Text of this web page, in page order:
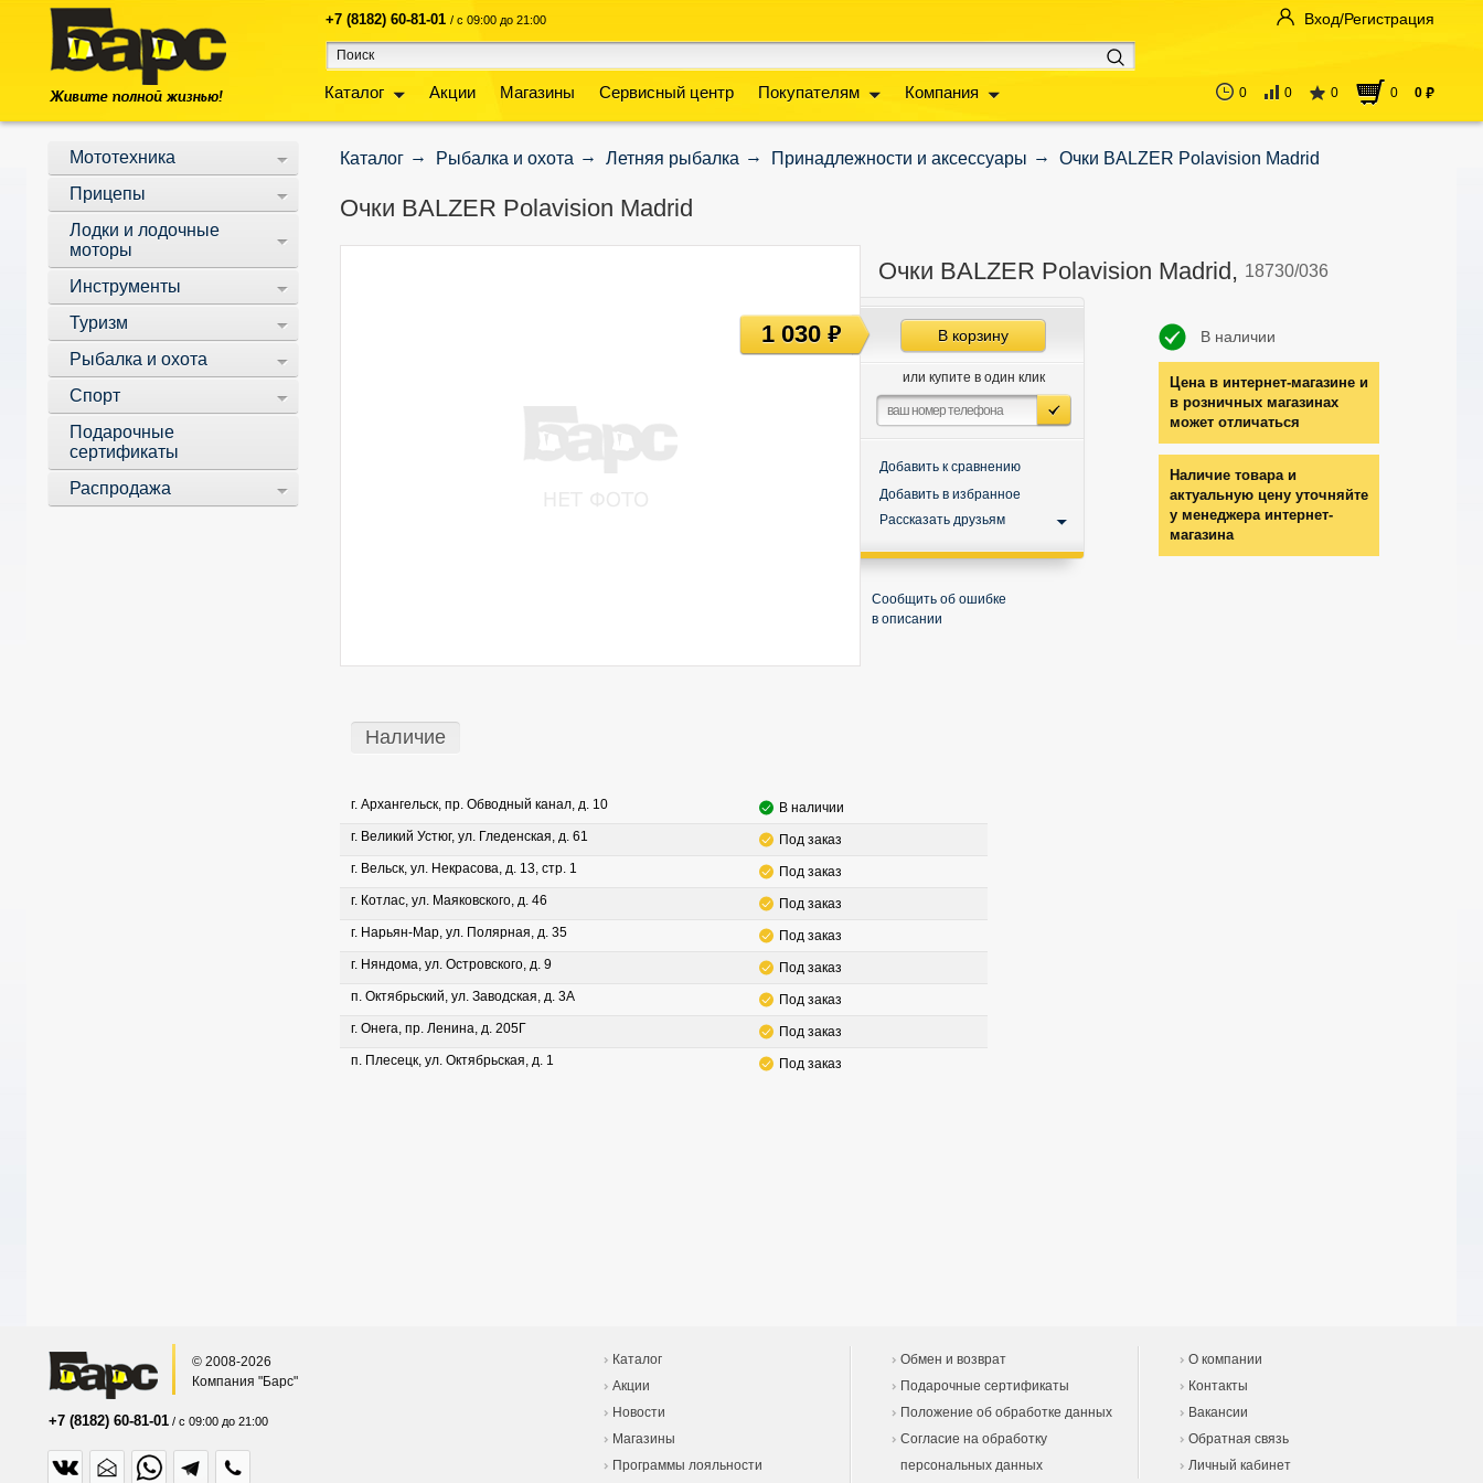
+7 (8182) 60-81-01 / с 09:00 до 21:00
Каталог Акции Магазины Сервисный центр Покупателям Компания
Вход/Регистрация
0 0 0 0 0 руб
Мототехника
Прицепы
Лодки и лодочные
моторы
Инструменты
Туризм
Рыбалка и охота
Спорт
Подарочные
сертификаты
Распродажа
Каталог Рыбалка и охота Летняя рыбалка Принадлежности и аксессуары Очки BALZER Polavision Madrid
Очки BALZER Polavision Madrid
Очки BALZER Polavision Madrid, 18730/036
В наличии
Цена в интернет-магазине и
в розничных магазинах
может отличаться
Наличие товара и
актуальную цену уточняйте
у менеджера интернет-
магазина
В корзину
или купите в один клик
Добавить к сравнению
Добавить в избранное
Рассказать друзьям
Сообщить об ошибке
в описании
1 030руб
Наличие
г. Архангельск, пр. Обводный канал, д. 10
В наличии
г. Великий Устюг, ул. Гледенская, д. 61
Под заказ
г. Вельск, ул. Некрасова, д. 13, стр. 1
Под заказ
г. Котлас, ул. Маяковского, д. 46
Под заказ
г. Нарьян-Мар, ул. Полярная, д. 35
Под заказ
г. Няндома, ул. Островского, д. 9
Под заказ
п. Октябрьский, ул. Заводская, д. 3А
Под заказ
г. Онега, пр. Ленина, д. 205Г
Под заказ
п. Плесецк, ул. Октябрьская, д. 1
Под заказ
© 2008-2026
Компания "Барс"
+7 (8182) 60-81-01 / с 09:00 до 21:00
Каталог
Акции
Новости
Магазины
Программы лояльности
Обмен и возврат
Подарочные сертификаты
Положение об обработке данных
Согласие на обработку
персональных данных
О компании
Контакты
Вакансии
Обратная связь
Личный кабинет